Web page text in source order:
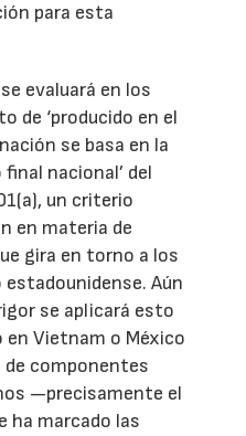
para esta
evaluará en los
de ‘producido en el
se basa en la
nacional’ del
un criterio
en materia de
gira en torno a los
Aún
se aplicará esto
en Vietnam o México
componentes
—precisamente el
ha marcado las